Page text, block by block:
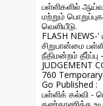
பள்ளிகளில்
மற்றும்
வெளியீடு.
FLASH
சிறுபான்மை
நீதிமன்றம் தீர்ப்பு
JUDGEMENT
760
Go Published :
பள்ளிக் கல்வி -